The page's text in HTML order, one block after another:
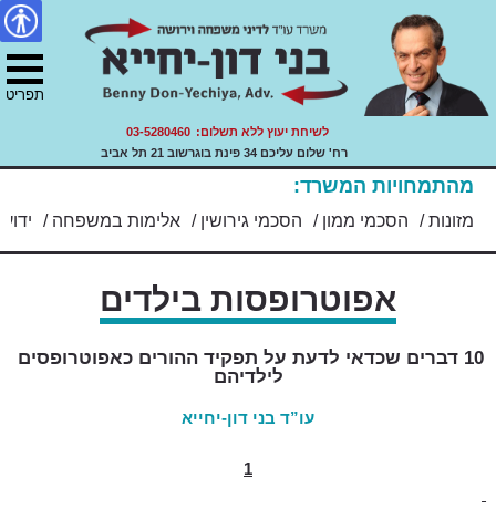
עו"ד בני דון יחייא
דיני משפחה, ירושה ועזבונות.
נגישות
content
לשיחת יעוץ ללא תשלום: 03-5280460
רח' שלום עליכם 34 פינת בוגרשוב 21 תל אביב
מהתמחויות המשרד:
מזונות/ הסכמי ממון/ הסכמי גירושין/ אלימות במשפחה/
אפוטרופסות בילדים
לילדיהם
עו”ד בני דון-יחייא
1
תפריט